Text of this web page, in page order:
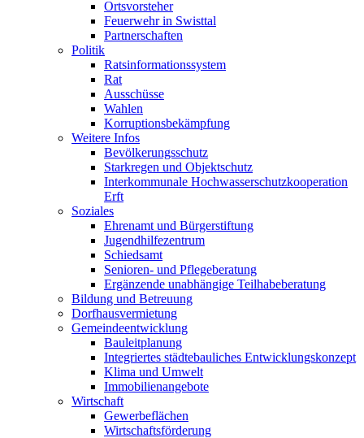
Ortsvorsteher
Feuerwehr in Swisttal
Partnerschaften
Politik
Ratsinformationssystem
Rat
Ausschüsse
Wahlen
Korruptionsbekämpfung
Weitere Infos
Bevölkerungsschutz
Starkregen und Objektschutz
Interkommunale Hochwasserschutzkooperation
Erft
Soziales
Ehrenamt und Bürgerstiftung
Jugendhilfezentrum
Schiedsamt
Senioren- und Pflegeberatung
Ergänzende unabhängige Teilhabeberatung
Bildung und Betreuung
Dorfhausvermietung
Gemeindeentwicklung
Bauleitplanung
Integriertes städtebauliches Entwicklungskonzept
Klima und Umwelt
Immobilienangebote
Wirtschaft
Gewerbeflächen
Wirtschaftsförderung